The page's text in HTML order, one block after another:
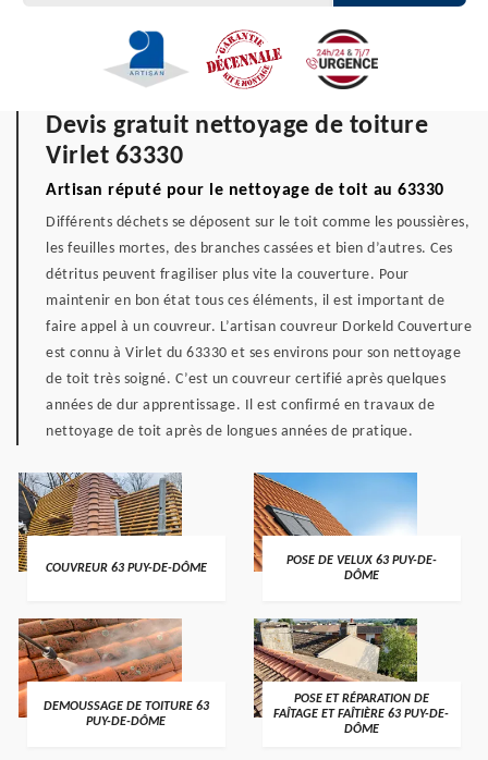
Devis gratuit nettoyage de toiture
Virlet 63330
Artisan réputé pour le nettoyage de toit au 63330
Différents déchets se déposent sur le toit comme les poussières,
les feuilles mortes, des branches cassées et bien d’autres. Ces
détritus peuvent fragiliser plus vite la couverture. Pour
maintenir en bon état tous ces éléments, il est important de
faire appel à un couvreur. L’artisan couvreur Dorkeld Couverture
est connu à Virlet du 63330 et ses environs pour son nettoyage
de toit très soigné. C’est un couvreur certifié après quelques
années de dur apprentissage. Il est confirmé en travaux de
nettoyage de toit après de longues années de pratique.
COUVREUR 63 PUY-DE-DÔME
POSE DE VELUX 63 PUY-DE-
DÔME
DEMOUSSAGE DE TOITURE 63
PUY-DE-DÔME
POSE ET RÉPARATION DE
FAÎTAGE ET FAÎTIÈRE 63 PUY-DE-
DÔME